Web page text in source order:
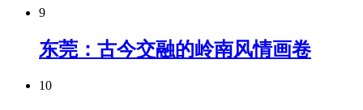
9
东莞：古今交融的岭南风情画卷
10